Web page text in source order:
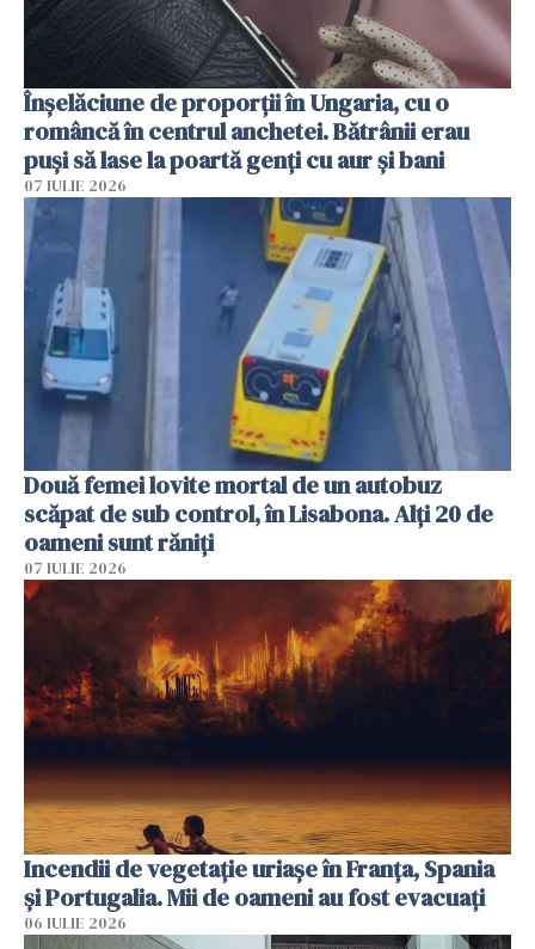
Înșelăciune de proporții în Ungaria, cu o
româncă în centrul anchetei. Bătrânii erau
puși să lase la poartă genți cu aur și bani
07 IULIE 2026
Două femei lovite mortal de un autobuz
scăpat de sub control, în Lisabona. Alți 20 de
oameni sunt răniți
07 IULIE 2026
Incendii de vegetație uriașe în Franța, Spania
și Portugalia. Mii de oameni au fost evacuați
06 IULIE 2026